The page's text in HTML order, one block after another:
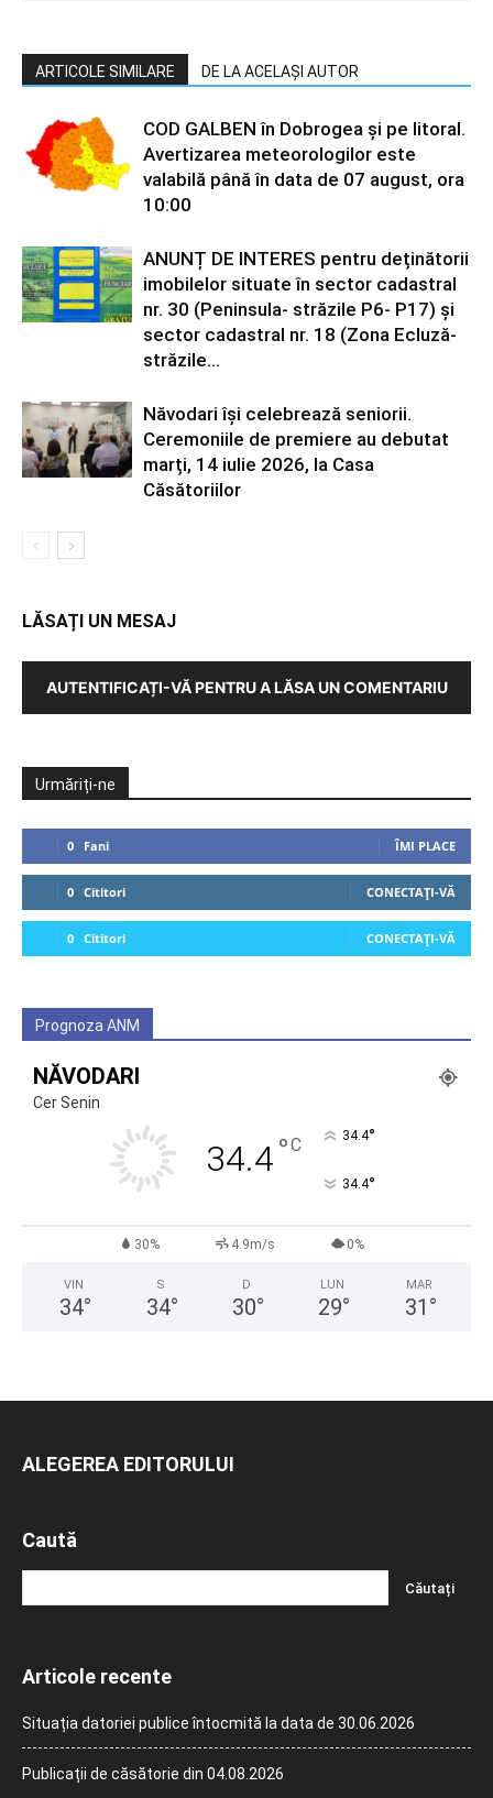
ARTICOLE SIMILARE DE LA ACELAȘI AUTOR
COD GALBEN în Dobrogea și pe litoral.
Avertizarea meteorologilor este
valabilă până în data de 07 august, ora
10:00
ANUNȚ DE INTERES pentru deținătorii
imobilelor situate în sector cadastral
nr. 30 (Peninsula- străzile P6- P17) și
sector cadastral nr. 18 (Zona Ecluză-
străzile...
Năvodari își celebrează seniorii.
Ceremoniile de premiere au debutat
marți, 14 iulie 2026, la Casa
Căsătoriilor
LĂSAȚI UN MESAJ
AUTENTIFICAȚI-VĂ PENTRU A LĂSA UN COMENTARIU
Urmăriți-ne
0 Fani ÎMI PLACE
0 Cititori CONECTAȚI-VĂ
0 Cititori CONECTAȚI-VĂ
Prognoza ANM
NĂVODARI
Cer Senin
34.4°C 34.4°
34.4°
30% 4.9m/s 0%
VIN
34°
S
34°
D
30°
LUN
29°
MAR
31 °
ALEGEREA EDITORULUI
Caută
Articole recente
Situația datoriei publice întocmită la data de 30.06.2026
Publicații de căsătorie din 04.08.2026